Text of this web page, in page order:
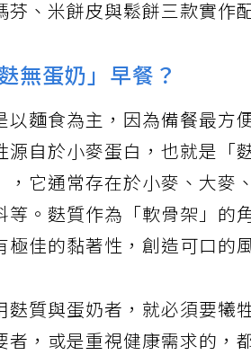
芬、米餅皮與鬆餅三款實作
無蛋奶」早餐？
以麵食為主，因為備餐最方
源自於小麥蛋白，也就是「
，它通常存在於小麥、大麥
等。麩質作為「軟骨架」的
佳的黏著性，創造可口的
麩質與蛋奶者，就必須要犧
者，或是重視健康需求的，